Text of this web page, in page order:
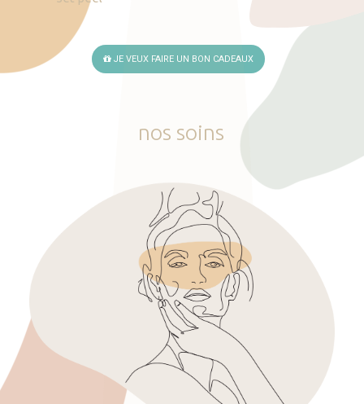
JE VEUX FAIRE UN BON CADEAUX
nos soins